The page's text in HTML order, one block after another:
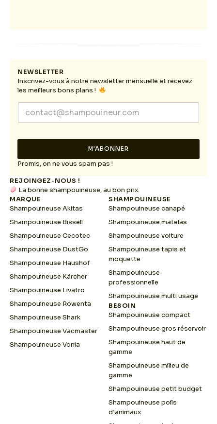
NEWSLETTER
Inscrivez-vous à notre newsletter mensuelle et recevez
les meilleurs bons plans !
a
l
*
E
a
l
M'ABONNER
Promis, on ne vous spam pas !
REJOINGEZ-NOUS !
La bonne shampouineuse, au bon prix.
MARQUE
Shampouineuse Akitas
Shampouineuse Bissell
Shampouineuse Cecotec
Shampouineuse DustGo
Shampouineuse Haushof
Shampouineuse Kärcher
Shampouineuse Livatro
Shampouineuse Rowenta
Shampouineuse Shark
Shampouineuse Vacmaster
Shampouineuse Vonia
SHAMPOUINEUSE
Shampouineuse canapé
Shampouineuse matelas
Shampouineuse voiture
Shampouineuse tapis et
moquette
Shampouineuse
professionnelle
Shampouineuse multi usage
BESOIN
Shampouineuse compact
Shampouineuse gros réservoir
Shampouineuse haut de
gamme
Shampouineuse milieu de
gamme
Shampouineuse petit budget
Shampouineuse poils
d’animaux